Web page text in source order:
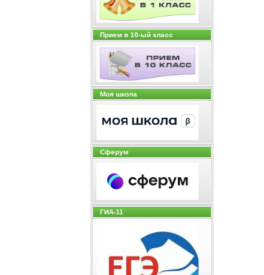
Прием в 10-ый класс
Моя школа
Сферум
ГИА-11